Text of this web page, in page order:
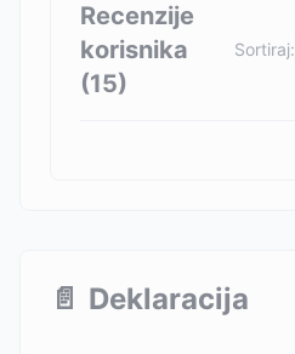
Recenzije
korisnika
(15)
Sortiraj:
📄 Deklaracija